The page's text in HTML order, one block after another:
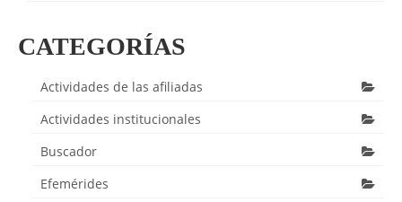
CATEGORÍAS
Actividades de las afiliadas
Actividades institucionales
Buscador
Efemérides